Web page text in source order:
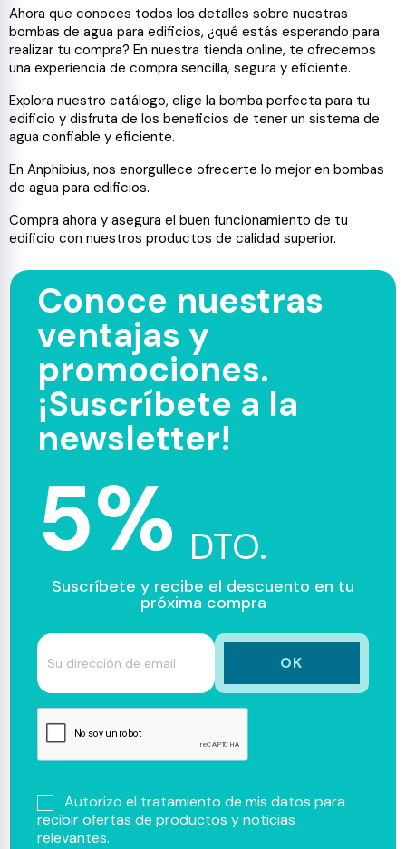
Ahora que conoces todos los detalles sobre nuestras
bombas de agua para edificios, ¿qué estás esperando para
realizar tu compra? En nuestra tienda online, te ofrecemos
una experiencia de compra sencilla, segura y eficiente.
Explora nuestro catálogo, elige la bomba perfecta para tu
edificio y disfruta de los beneficios de tener un sistema de
agua confiable y eficiente.
En Anphibius, nos enorgullece ofrecerte lo mejor en bombas
de agua para edificios.
Compra ahora y asegura el buen funcionamiento de tu
edificio con nuestros productos de calidad superior.
Conoce nuestras
ventajas y
promociones.
¡Suscríbete a la
newsletter!
5% DTO.
Suscríbete y recibe el descuento en tu
próxima compra
Autorizo el tratamiento de mis datos para
recibir ofertas de productos y noticias
relevantes.